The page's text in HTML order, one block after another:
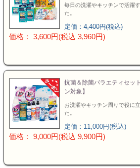
毎日の洗濯やキッチンで活躍
た。
定価： 4,400円(税込)
価格： 3,600円(税込 3,960円)
抗菌＆除菌バラエティセ
ン対象】
お洗濯やキッチン周りで役に
た。
定価： 11,000円(税込)
価格： 9,000円(税込 9,900円)